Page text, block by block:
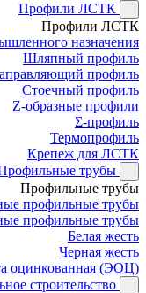
Профили ЛСТК
Профили ЛСТК
назначения
Шляпный профиль
профиль
Стоечный профиль
Z-образные профили
Σ-профиль
Термопрофиль
Крепеж для ЛСТК
трубы
Профильные трубы
профильные трубы
профильные трубы
Белая жесть
Черная жесть
оцинкованная (ЭОЦ)
строительство